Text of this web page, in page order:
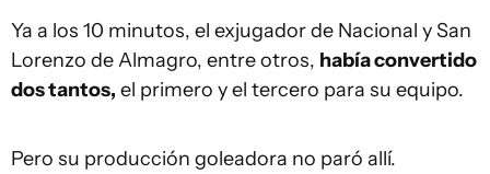
Ya a los 10 minutos, el exjugador de Nacional y San
Lorenzo de Almagro, entre otros, había convertido
dos tantos, el primero y el tercero para su equipo.
Pero su producción goleadora no paró allí.